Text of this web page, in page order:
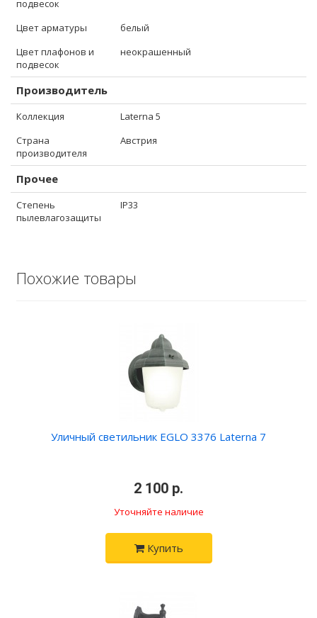
подвесок
Цвет арматуры
белый
Цвет плафонов и
подвесок
неокрашенный
Производитель
Коллекция
Laterna 5
Страна
производителя
Австрия
Прочее
Степень
пылевлагозащиты
IP33
Похожие товары
Уличный светильник EGLO 3376 Laterna 7
2 100 р.
Уточняйте наличие
Купить